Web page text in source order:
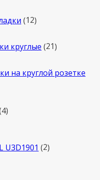
1212
круглые 2121
на круглой розетке
44
U3D1901 2товара